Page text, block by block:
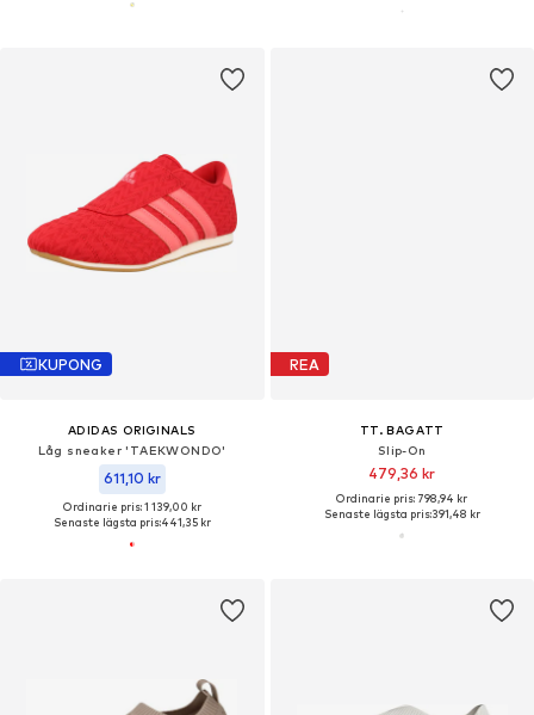
KUPONG
ADIDAS ORIGINALS
Låg sneaker 'TAEKWONDO'
611,10 kr
Ordinarie pris: 1 139,00 kr
Senaste lägsta pris:441,35 kr
REA
TT. BAGATT
Slip-On
479,36 kr
Ordinarie pris: 798,94 kr
Senaste lägsta pris:391,48 kr